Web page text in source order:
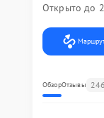
Открыто до
ОбзорОтзывы 246